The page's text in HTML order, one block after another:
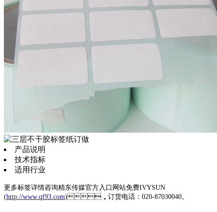
产品说明
技术指标
适用行业
更多标签详情咨询精东传媒官方入口网站免费IVYSUN
(http://www.qf93.com)，订货电话：020-87030040。